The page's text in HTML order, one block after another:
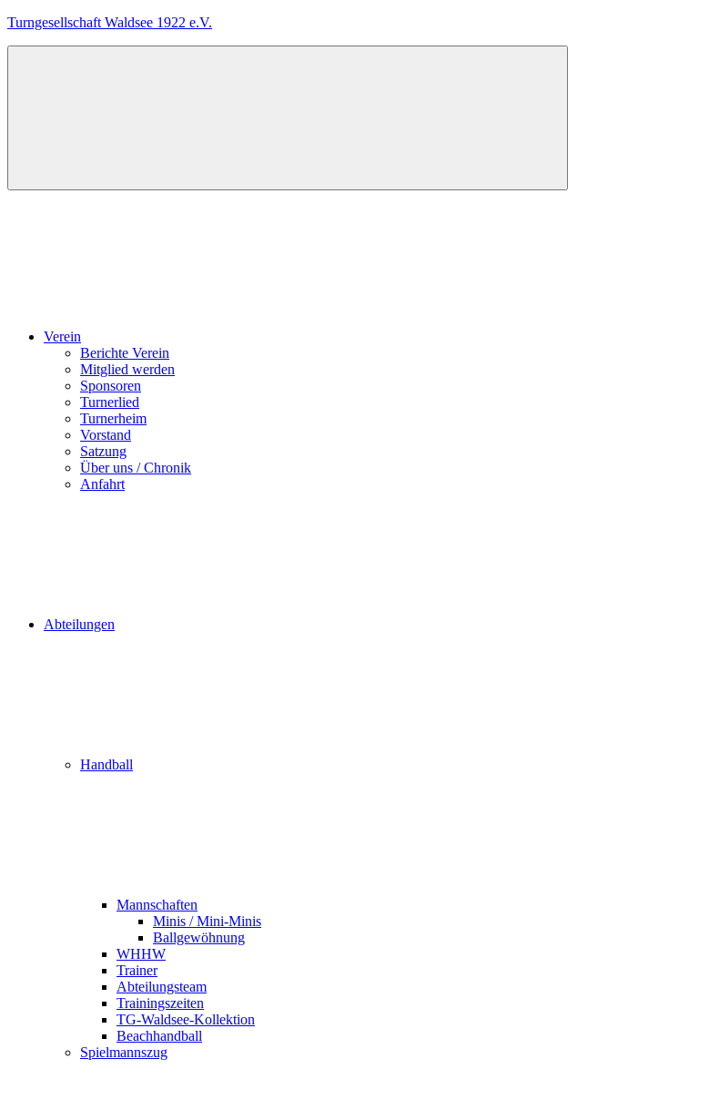
Zum
Turngesellschaft Waldsee 1922 e.V.
Menü
Verein
Berichte Verein
Mitglied werden
Sponsoren
Turnerlied
Turnerheim
Vorstand
Satzung
Über uns / Chronik
Anfahrt
Abteilungen
Handball
Mannschaften
Minis / Mini-Minis
Ballgewöhnung
WHHW
Trainer
Abteilungsteam
Trainingszeiten
TG-Waldsee-Kollektion
Beachhandball
Spielmannszug